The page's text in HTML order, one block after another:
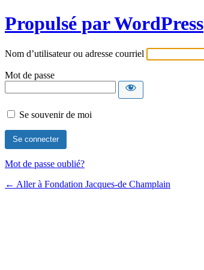
Propulsé par WordPress
Nom d’utilisateur ou adresse courriel
Mot de passe
Se souvenir de moi
Mot de passe oublié?
← Aller à Fondation Jacques-de Champlain